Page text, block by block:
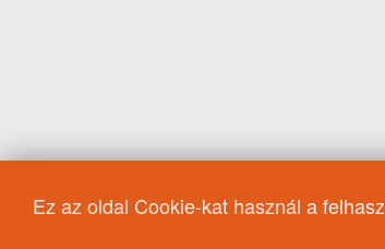
Ez az oldal Cookie-kat használ a